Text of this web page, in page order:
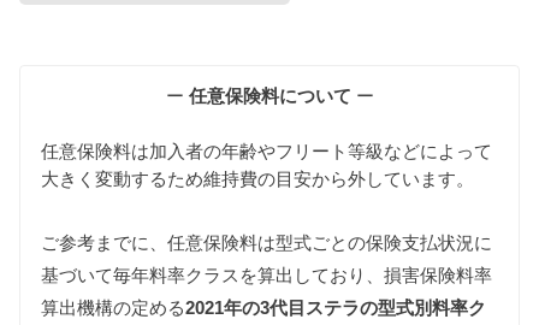
維持費の算出根拠
自動車税
3代目ステラは軽自動車ですのですべて同じ課税クラ
ー 任意保険料について ー
任意保険料は加入者の年齢やフリート等級などによって
大きく変動するため維持費の目安から外しています。
ご参考までに、任意保険料は型式ごとの保険支払状況に
基づいて毎年料率クラスを算出しており、損害保険料率
算出機構の定める2021年の3代目ステラの型式別料率ク